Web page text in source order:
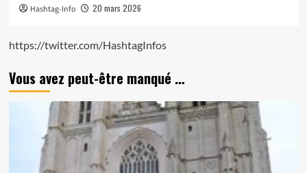
Hashtag-Info 20 mars 2026
https://twitter.com/HashtagInfos
Vous avez peut-être manqué …